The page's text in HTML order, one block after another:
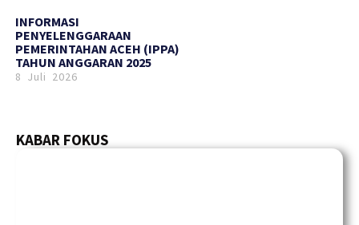
INFORMASI
PENYELENGGARAAN
PEMERINTAHAN ACEH (IPPA)
TAHUN ANGGARAN 2025
8 Juli 2026
KABAR FOKUS